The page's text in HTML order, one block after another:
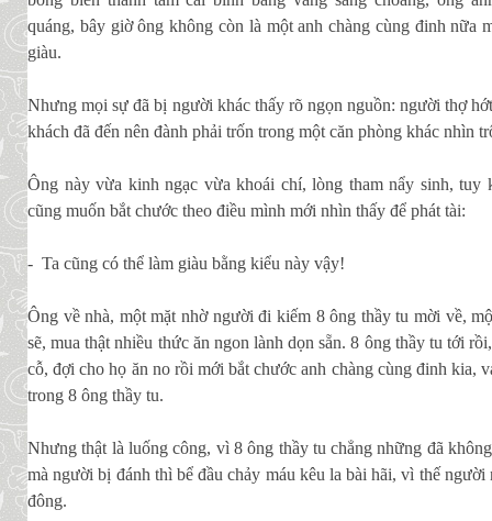
quáng, bây giờ ông không còn là một anh chàng cùng đinh nữa
giàu.
Nhưng mọi sự đã bị người khác thấy rõ ngọn nguồn: người thợ
khách đã đến nên đành phải trốn trong một căn phòng khác nhìn
Ông này vừa kinh ngạc vừa khoái chí, lòng tham nẩy sinh, tuy
cũng muốn bắt chước theo điều mình mới nhìn thấy để phát tài:
- Ta cũng có thể làm giàu bằng kiểu này vậy!
Ông về nhà, một mặt nhờ người đi kiếm 8 ông thầy tu mời về,
sẽ, mua thật nhiều thức ăn ngon lành dọn sẵn. 8 ông thầy tu tới
cỗ, đợi cho họ ăn no rồi mới bắt chước anh chàng cùng đinh kia,
trong 8 ông thầy tu.
Nhưng thật là luống công, vì 8 ông thầy tu chẳng những đã
mà người bị đánh thì bể đầu chảy máu kêu la bài hãi, vì thế
đông.